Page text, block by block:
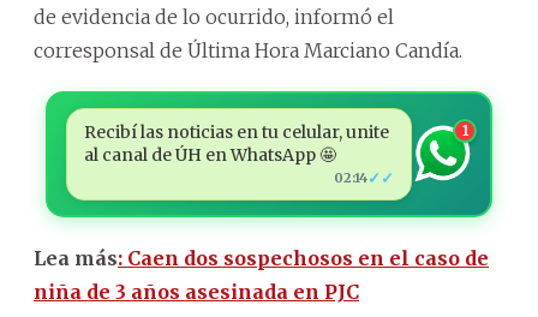
de evidencia de lo ocurrido, informó el
corresponsal de Última Hora Marciano Candía.
Recibí las noticias en tu celular, unite
al canal de ÚH en WhatsApp 🤩
02:14✓✓
1
Lea más: Caen dos sospechosos en el caso de
niña de 3 años asesinada en PJC